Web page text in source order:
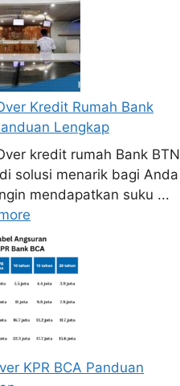
Kredit Rumah Bank
Lengkap
kredit rumah Bank BTN
solusi menarik bagi Anda
mendapatkan suku ...
KPR BCA Panduan